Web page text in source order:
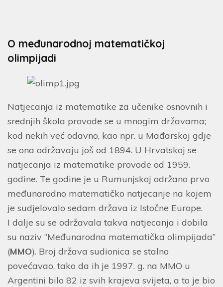
O međunarodnoj matematičkoj
olimpijadi
Natjecanja iz matematike za učenike osnovnih i
srednjih škola provode se u mnogim državama;
kod nekih već odavno, kao npr. u Mađarskoj gdje
se ona održavaju još od 1894. U Hrvatskoj se
natjecanja iz matematike provode od 1959.
godine. Te godine je u Rumunjskoj održano prvo
međunarodno matematičko natjecanje na kojem
je sudjelovalo sedam država iz Istočne Europe.
I dalje su se održavala takva natjecanja i dobila
su naziv “Međunarodna matematička olimpijada”
(MMO). Broj država sudionica se stalno
povećavao, tako da ih je 1997. g. na MMO u
Argentini bilo 82 iz svih krajeva svijeta, a to je bio